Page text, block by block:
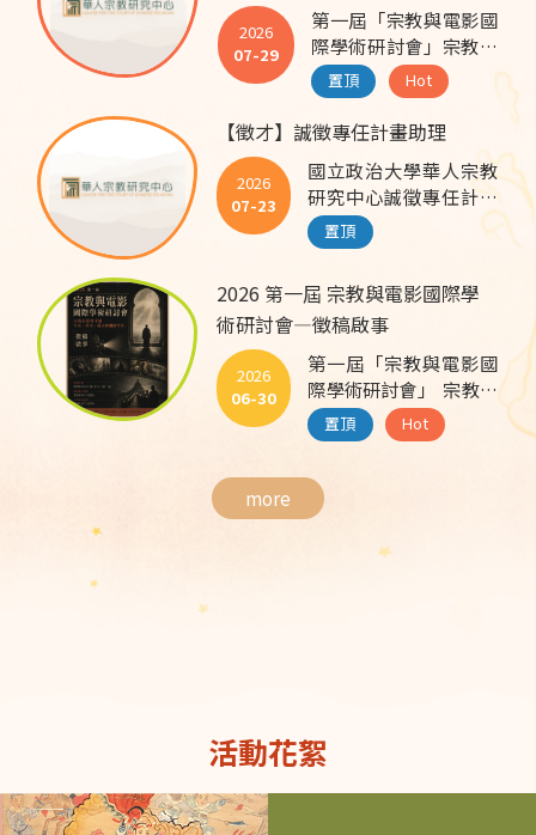
2026
07-29
第一屆「宗教與電影國
際學術研討會」宗教在
影像中的生成、敘事、
儀式與閾限空間｜投稿
錄取名單公告 感謝各
一屆「宗教與電影國際
學術研討會」。 經審查
作業後，錄取名單已完
成確認，謹公告本次研
討會投稿錄取名單如
下。 *錄取名單請見附
件* 後續會議相關資訊
與發表須知，將另行通
知錄取者，敬請留意電
子郵件及相關公告。 再
次感謝各位投稿者對本
期待於論壇中聆聽精彩
的研究成果。 主辦單
置頂 Hot
【徵才】誠徵專任計畫助理
2026
07-23
國立政治大學華人宗教
研究中心誠徵專任計畫
助理 一、人員區分：專
任計畫助理（計畫人
三、資格條件： 具碩士
（含）以上學歷，宗
教、人文社會科學等相
關領域畢業者佳。 具學
術行政工作經驗，能獨
立處理行政事務及撰寫
經費核銷、報帳或帳務
處理經驗者優先。 具積
動學習精神及良好溝通
核銷。 學術活動（講
座、研討會、學術營
等）之規劃、籌辦及執
置頂
2026 第一屆 宗教與電影國際學
術研討會—徵稿啟事
2026
06-30
第一屆「宗教與電影國
際學術研討會」 宗教在
影像中的生成、敘事、
儀式與閾限空間 徵稿啟
化與媒體化的當代社
會，宗教逐漸退離核心
公共空間，然而人們對
至在某種意義上，形成
置頂 Hot
more
活動花絮